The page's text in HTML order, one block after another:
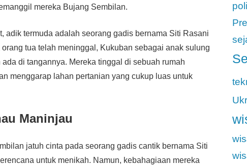
mereka Bujang Sembilan.
adik termuda adalah seorang gadis bernama Siti Rasani
tua telah meninggal, Kukuban sebagai anak sulung
di tangannya. Mereka tinggal di sebuah rumah
menggarap lahan pertanian yang cukup luas untuk
Maninjau
jatuh cinta pada seorang gadis cantik bernama Siti
untuk menikah. Namun, kebahagiaan mereka